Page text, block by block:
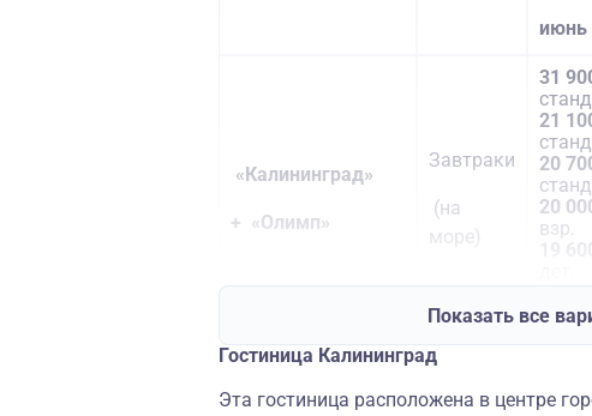
июнь
«Калининград»
+ «Олимп»
Завтраки
(на
море)
31
21
20
20
взр.
«Калининград» +
«Волна»
Завтраки
(на
море)
Показать все
Гостиница Калининград
Эта гостиница расположена в центре